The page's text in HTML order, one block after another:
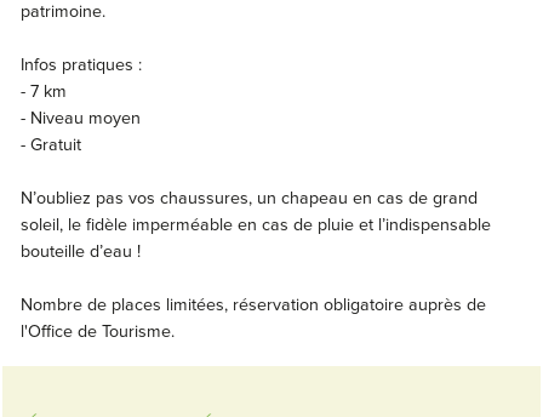
patrimoine.
Infos pratiques :
- 7 km
- Niveau moyen
- Gratuit
N’oubliez pas vos chaussures, un chapeau en cas de grand
soleil, le fidèle imperméable en cas de pluie et l’indispensable
bouteille d’eau !
Nombre de places limitées, réservation obligatoire auprès de
l'Office de Tourisme.